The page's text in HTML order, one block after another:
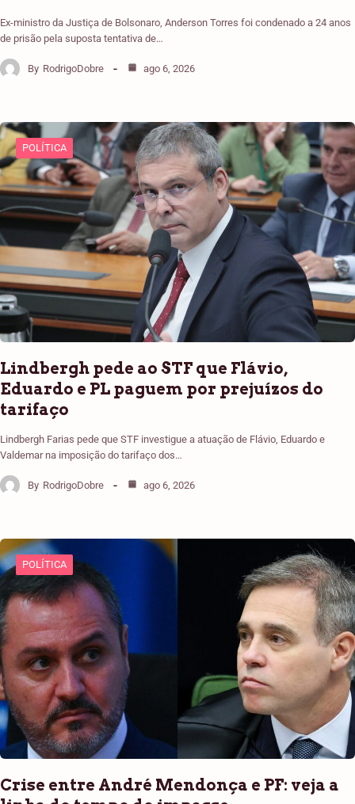
Ex-ministro da Justiça de Bolsonaro, Anderson Torres foi condenado a 24 anos
de prisão pela suposta tentativa de…
By RodrigoDobre ago 6, 2026
POLÍTICA
Lindbergh pede ao STF que Flávio,
Eduardo e PL paguem por prejuízos do
tarifaço
Lindbergh Farias pede que STF investigue a atuação de Flávio, Eduardo e
Valdemar na imposição do tarifaço dos…
By RodrigoDobre ago 6, 2026
POLÍTICA
Crise entre André Mendonça e PF: veja a